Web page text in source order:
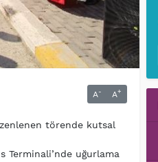
A- A+
törende kutsal
Terminali’nde uğurlama